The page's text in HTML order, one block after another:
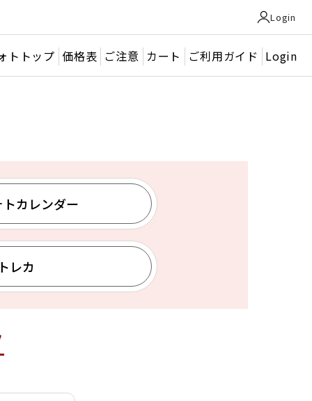
Login
トトップ 価格表 ご注意 カート ご利用ガイド Login
カレンダー
レカ